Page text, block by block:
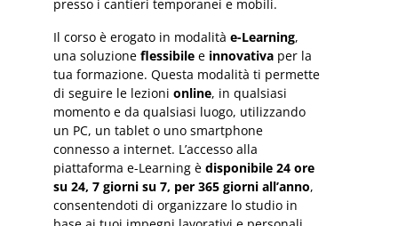
presso i cantieri temporanei e mobili.
Il corso è erogato in modalità e-Learning,
una soluzione flessibile e innovativa per la
tua formazione. Questa modalità ti permette
di seguire le lezioni online, in qualsiasi
momento e da qualsiasi luogo, utilizzando
un PC, un tablet o uno smartphone
connesso a internet. L’accesso alla
piattaforma e-Learning è disponibile 24 ore
su 24, 7 giorni su 7, per 365 giorni all’anno,
consentendoti di organizzare lo studio in